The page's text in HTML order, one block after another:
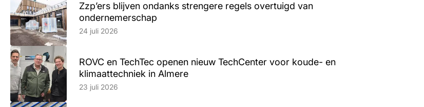
Zzp’ers blijven ondanks strengere regels overtuigd van
ondernemerschap
Lees artikel
24 juli 2026
ROVC en TechTec openen nieuw TechCenter voor koude- en
klimaattechniek in Almere
Lees artikel
23 juli 2026